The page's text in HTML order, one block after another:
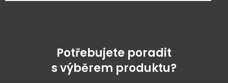
Potřebujete poradit
s výběrem produktu?